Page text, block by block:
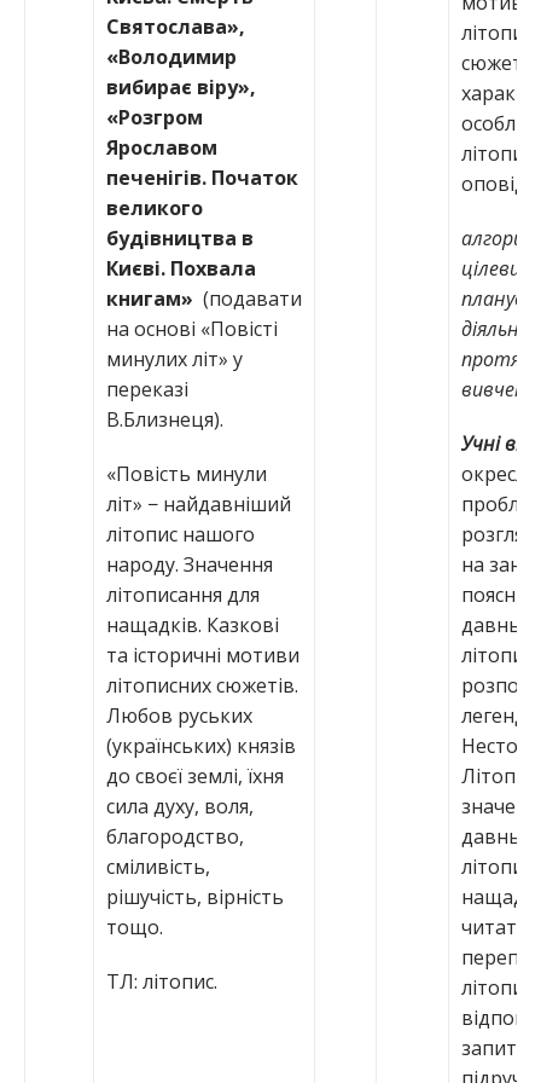
Святослава»,
«Володимир
вибирає віру»,
«Розгром
Ярославом
печенігів. Початок
великого
будівництва в
Києві. Похвала
книгам» (подавати
на основі «Повісті
минулих літ» у
переказі
В.Близнеця).
«Повість минули
літ» − найдавніший
літопис нашого
народу. Значення
літописання для
нащадків. Казкові
та історичні мотиви
літописних сюжетів.
Любов руських
(українських) князів
до своєї землі, їхня
сила духу, воля,
благородство,
сміливість,
рішучість, вірність
тощо.
ТЛ: літопис.
Учні
на
Нестора
читати